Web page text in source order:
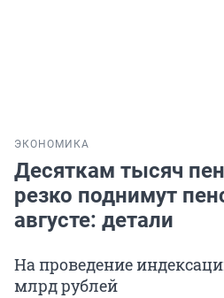
ЭКОНОМИКА
Десяткам тысяч
резко поднимут
августе: детали
На проведение
млрд рублей